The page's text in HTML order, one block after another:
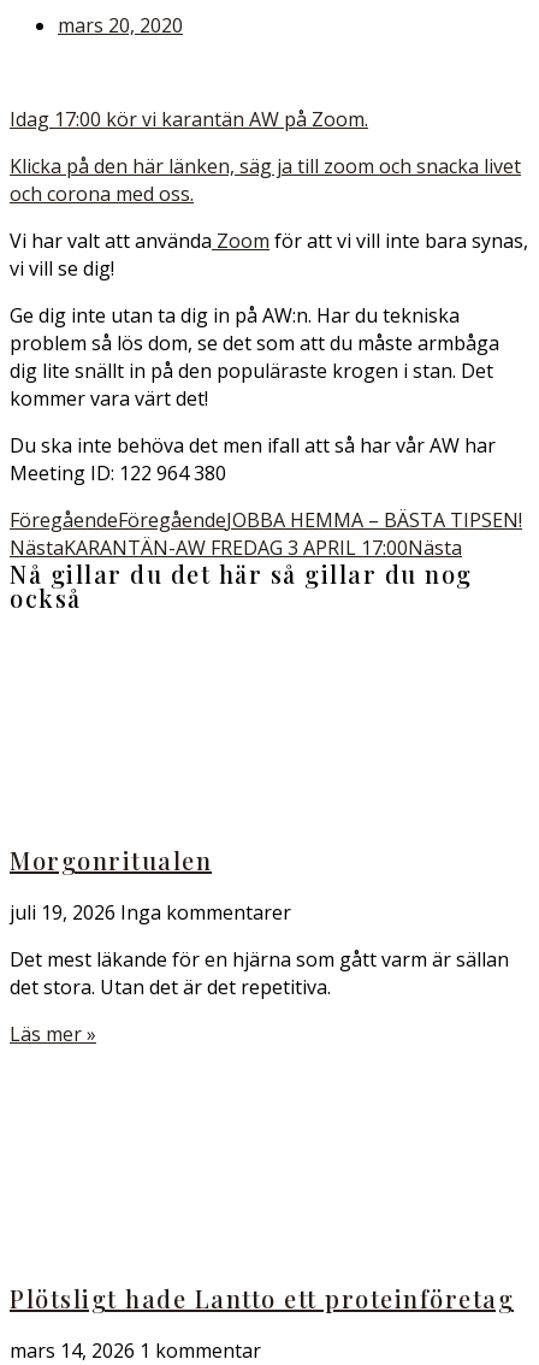
mars 20, 2020
Idag 17:00 kör vi karantän AW på Zoom.
Klicka på den här länken, säg ja till zoom och snacka livet
och corona med oss.
Vi har valt att använda Zoom för att vi vill inte bara synas,
vi vill se dig!
Ge dig inte utan ta dig in på AW:n. Har du tekniska
problem så lös dom, se det som att du måste armbåga
dig lite snällt in på den populäraste krogen i stan. Det
kommer vara värt det!
Du ska inte behöva det men ifall att så har vår AW har
Meeting ID: 122 964 380
FöregåendeFöregåendeJOBBA HEMMA – BÄSTA TIPSEN!
NästaKARANTÄN-AW FREDAG 3 APRIL 17:00Nästa
Nå gillar du det här så gillar du nog
också
Morgonritualen
juli 19, 2026 Inga kommentarer
Det mest läkande för en hjärna som gått varm är sällan
det stora. Utan det är det repetitiva.
Läs mer »
Plötsligt hade Lantto ett proteinföretag
mars 14, 2026 1 kommentar